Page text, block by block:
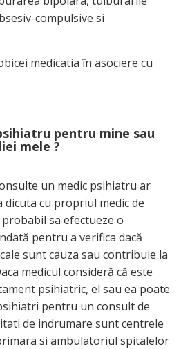
compulsive si
medicatia în asociere cu
pentru mine sau
mele ?
un medic psihiatru ar
dicuta cu propriul medic de
sa efectueze o
pentru a verifica dacă
sunt cauza sau contribuie la
medicul consideră că este
psihiatric, el sau ea poate
pentru un consult de
de indrumare sunt centrele
si ambulatoriul spitalelor